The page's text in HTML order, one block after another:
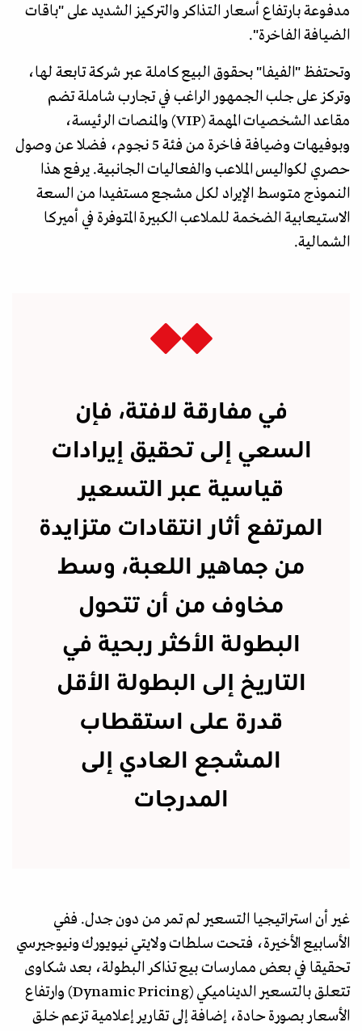
مدفوعة بارتفاع أسعار التذاكر والتركيز الشديد على "باقات
الضيافة الفاخرة".
وتحتفظ "الفيفا" بحقوق البيع كاملة عبر شركة تابعة لها،
وتركز على جلب الجمهور الراغب في تجارب شاملة تضم
مقاعد الشخصيات المهمة (VIP) والمنصات الرئيسة،
وبوفيهات وضيافة فاخرة من فئة 5 نجوم، فضلا عن وصول
حصري لكواليس الملاعب والفعاليات الجانبية. يرفع هذا
النموذج متوسط الإيراد لكل مشجع مستفيدا من السعة
الاستيعابية الضخمة للملاعب الكبيرة المتوفرة في أميركا
الشمالية.
في مفارقة لافتة، فإن
السعي إلى تحقيق إيرادات
قياسية عبر التسعير
المرتفع أثار انتقادات متزايدة
من جماهير اللعبة، وسط
مخاوف من أن تتحول
البطولة الأكثر ربحية في
التاريخ إلى البطولة الأقل
قدرة على استقطاب
المشجع العادي إلى
المدرجات
غير أن استراتيجيا التسعير لم تمر من دون جدل. ففي
الأسابيع الأخيرة، فتحت سلطات ولايتي نيويورك ونيوجيرسي
تحقيقا في بعض ممارسات بيع تذاكر البطولة، بعد شكاوى
تتعلق بالتسعير الديناميكي (Dynamic Pricing) وارتفاع
الأسعار بصورة حادة، إضافة إلى تقارير إعلامية تزعم خلق